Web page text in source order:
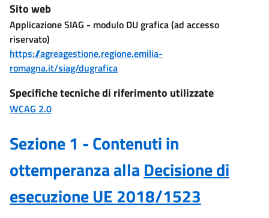
Sito web
Applicazione SIAG - modulo DU grafica (ad accesso
riservato)
https://agreagestione.regione.emilia-
romagna.it/siag/dugrafica
Specifiche tecniche di riferimento utilizzate
WCAG 2.0
Sezione 1 - Contenuti in
ottemperanza allaDecisione di
esecuzione UE 2018/1523